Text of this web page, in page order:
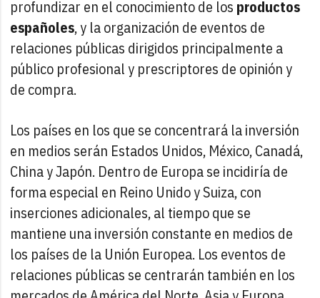
profundizar en el conocimiento de los productos
españoles, y la organización de eventos de
relaciones públicas dirigidos principalmente a
público profesional y prescriptores de opinión y
de compra.
Los países en los que se concentrará la inversión
en medios serán Estados Unidos, México, Canadá,
China y Japón. Dentro de Europa se incidiría de
forma especial en Reino Unido y Suiza, con
inserciones adicionales, al tiempo que se
mantiene una inversión constante en medios de
los países de la Unión Europea. Los eventos de
relaciones públicas se centrarán también en los